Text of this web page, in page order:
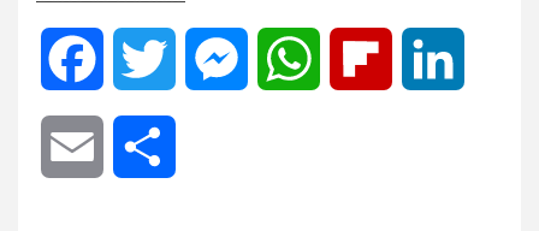
Facebook Twitter MessengerWhatsApp Flipboard
Email